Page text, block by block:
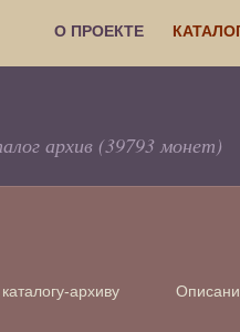
О ПРОЕКТЕ
архив (39793 монет)
архиву